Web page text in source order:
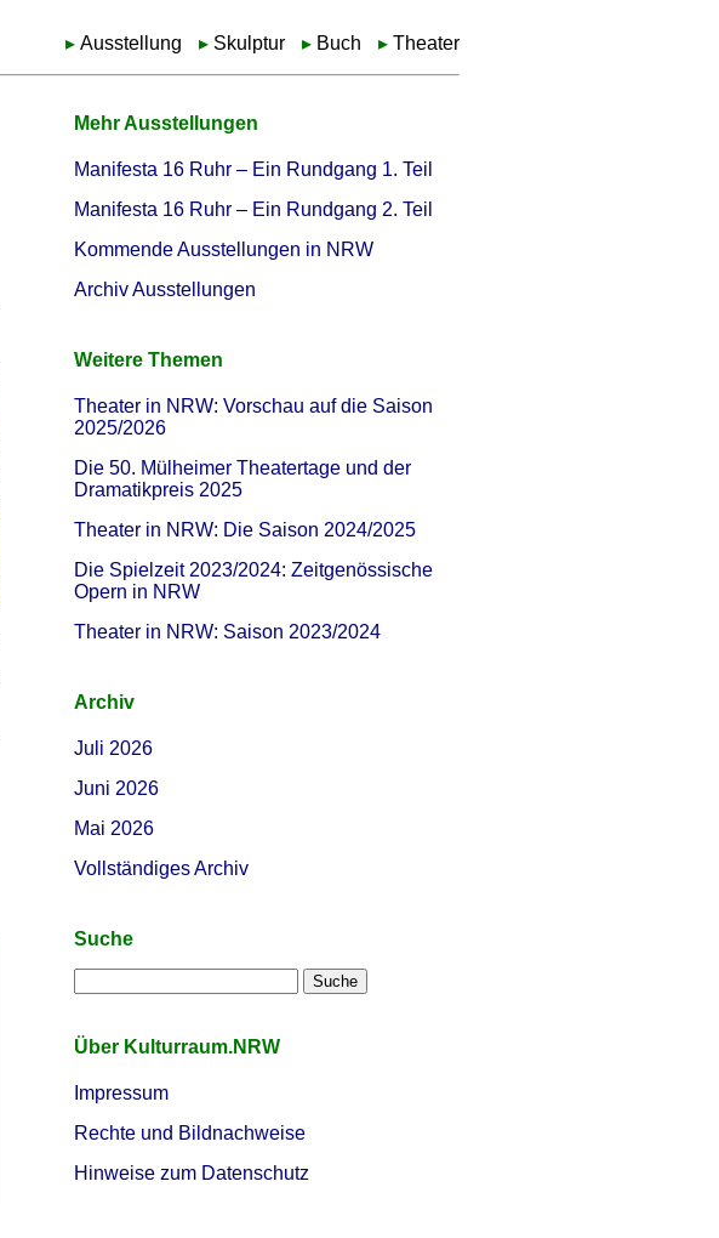
Ausstellung Skulptur Buch Theater
Mehr Ausstellungen
Manifesta 16 Ruhr – Ein Rundgang 1. Teil
Manifesta 16 Ruhr – Ein Rundgang 2. Teil
Kommende Ausstellungen in NRW
Archiv Ausstellungen
Weitere Themen
Theater in NRW: Vorschau auf die Saison
2025/2026
Die 50. Mülheimer Theatertage und der
Dramatikpreis 2025
Theater in NRW: Die Saison 2024/2025
Die Spielzeit 2023/2024: Zeitgenössische
Opern in NRW
Theater in NRW: Saison 2023/2024
Archiv
Juli 2026
Juni 2026
Mai 2026
Vollständiges Archiv
Suche
Über Kulturraum.NRW
Impressum
Rechte und Bildnachweise
Hinweise zum Datenschutz